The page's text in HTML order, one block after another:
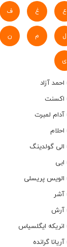
ع غ ف
ل م ن
ی
احمد آزاد
اکسنت
آدام لمبرت
احلام
الی گولدینگ
ابی
الویس پریسلی
آشر
آرش
انریکه ایگلسیاس
آریانا گرانده